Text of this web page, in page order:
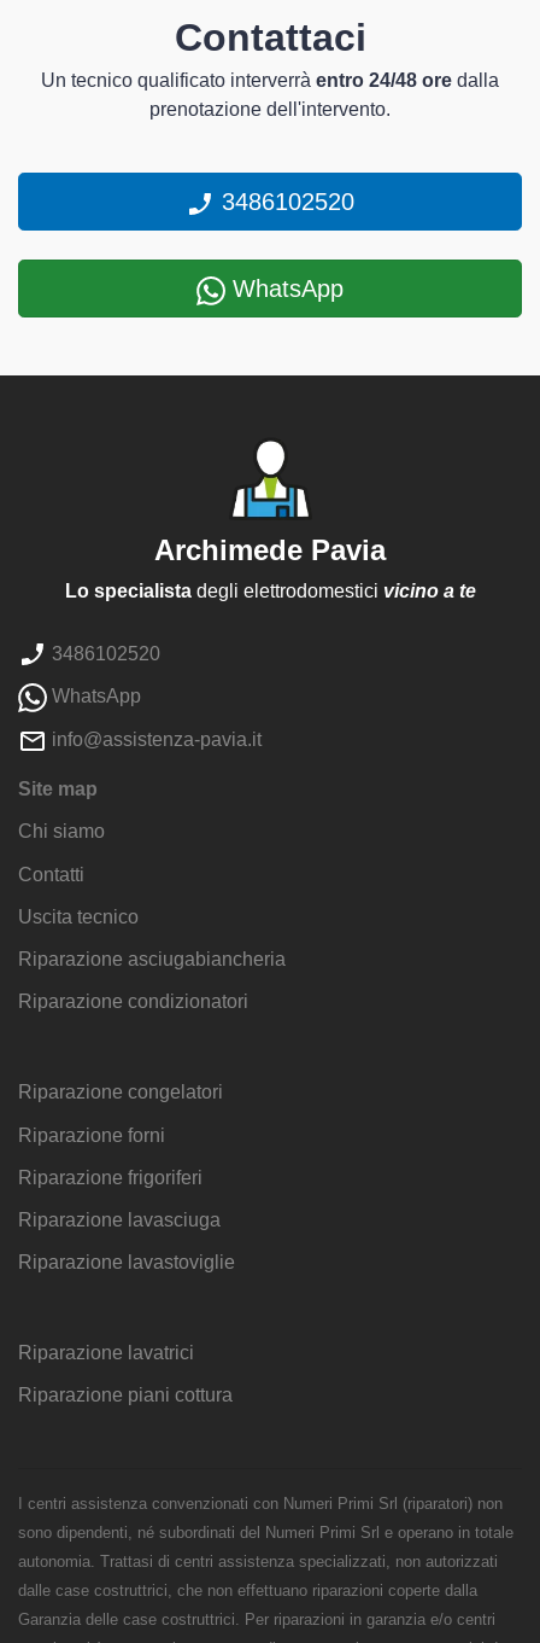
Contattaci
Un tecnico qualificato interverrà entro 24/48 ore dalla
prenotazione dell'intervento.
3486102520
WhatsApp
Archimede Pavia
Lo specialistadegli elettrodomestici vicino a te
3486102520
WhatsApp
info@assistenza-pavia.it
Site map
Chi siamo
Contatti
Uscita tecnico
Riparazione asciugabiancheria
Riparazione condizionatori
Riparazione congelatori
Riparazione forni
Riparazione frigoriferi
Riparazione lavasciuga
Riparazione lavastoviglie
Riparazione lavatrici
Riparazione piani cottura
I centri assistenza convenzionati con Numeri Primi Srl (riparatori) non
sono dipendenti, né subordinati del Numeri Primi Srl e operano in totale
autonomia. Trattasi di centri assistenza specializzati, non autorizzati
dalle case costruttrici, che non effettuano riparazioni coperte dalla
Garanzia delle case costruttrici. Per riparazioni in garanzia e/o centri